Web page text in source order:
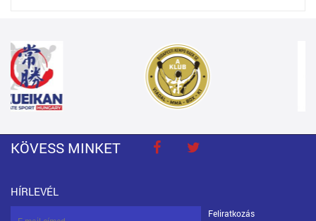
KÖVESS MINKET
HÍRLEVÉL
Feliratkozás